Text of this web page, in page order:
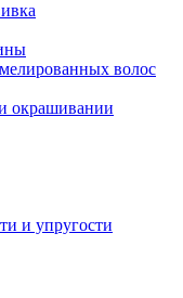
волос
окрашивании
и упругости